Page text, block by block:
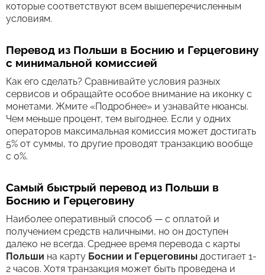
которые соответствуют всем вышеперечисленным
условиям.
Перевод из Польши в Боснию и Герцеговину
с минимальной комиссией
Как его сделать? Сравнивайте условия разных
сервисов и обращайте особое внимание на иконку с
монетами. Жмите «Подробнее» и узнавайте нюансы.
Чем меньше процент, тем выгоднее. Если у одних
операторов максимальная комиссия может достигать
5% от суммы, то другие проводят транзакцию вообще
с 0%.
Самый быстрый перевод из Польши в
Боснию и Герцеговину
Наиболее оперативный способ — с оплатой и
получением средств наличными, но он доступен
далеко не всегда. Среднее время перевода c карты
Польши на карту Боснии и Герцеговины достигает 1-
2 часов. Хотя транзакция может быть проведена и